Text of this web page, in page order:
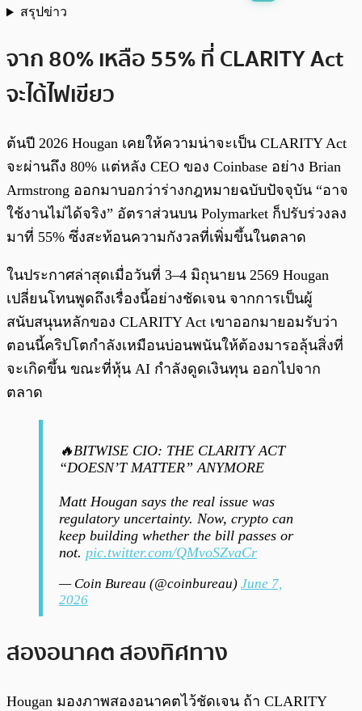
สรุปข่าว
จาก 80% เหลือ 55% ที่ CLARITY Act
จะได้ไฟเขียว
ต้นปี 2026 Hougan เคยให้ความน่าจะเป็น CLARITY Act
จะผ่านถึง 80% แต่หลัง CEO ของ Coinbase อย่าง Brian
Armstrong ออกมาบอกว่าร่างกฎหมายฉบับปัจจุบัน “อาจ
ใช้งานไม่ได้จริง” อัตราส่วนบน Polymarket ก็ปรับร่วงลง
มาที่ 55% ซึ่งสะท้อนความกังวลที่เพิ่มขึ้นในตลาด
ในประกาศล่าสุดเมื่อวันที่ 3–4 มิถุนายน 2569 Hougan
เปลี่ยนโทนพูดถึงเรื่องนี้อย่างชัดเจน จากการเป็นผู้
สนับสนุนหลักของ CLARITY Act เขาออกมายอมรับว่า
ตอนนี้คริปโตกำลังเหมือนบ่อนพนันให้ต้องมารอลุ้นสิ่งที่
จะเกิดขึ้น ขณะที่หุ้น AI กำลังดูดเงินทุน ออกไปจาก
ตลาด
🔥BITWISE CIO: THE CLARITY ACT
“DOESN’T MATTER” ANYMORE
Matt Hougan says the real issue was
regulatory uncertainty. Now, crypto can
keep building whether the bill passes or
not. pic.twitter.com/QMvoSZvaCr
— Coin Bureau (@coinbureau) June 7,
2026
สองอนาคต สองทิศทาง
Hougan มองภาพสองอนาคตไว้ชัดเจน ถ้า CLARITY